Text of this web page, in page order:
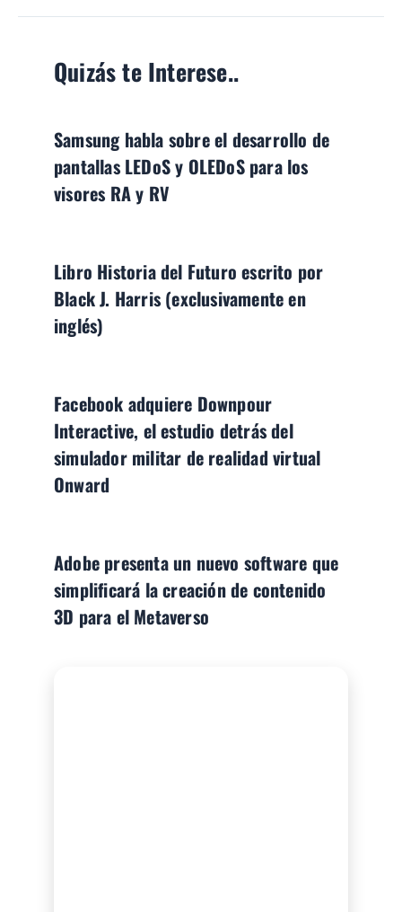
Quizás te Interese..
Samsung habla sobre el desarrollo de
pantallas LEDoS y OLEDoS para los
visores RA y RV
Libro Historia del Futuro escrito por
Black J. Harris (exclusivamente en
inglés)
Facebook adquiere Downpour
Interactive, el estudio detrás del
simulador militar de realidad virtual
Onward
Adobe presenta un nuevo software que
simplificará la creación de contenido
3D para el Metaverso